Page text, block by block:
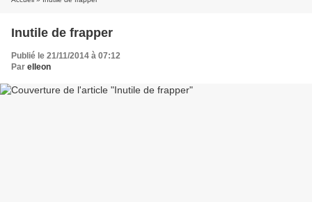
Inutile de frapper
Publié le 21/11/2014 à 07:12
Par elleon